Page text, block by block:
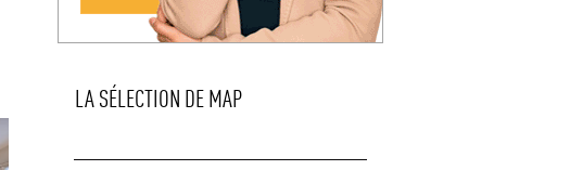
LA SÉLECTION DE MAP